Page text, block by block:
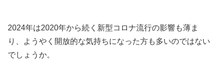
2024年は2020年から続く新型コロナ流行の影響も薄ま
り、ようやく開放的な気持ちになった方も多いのではない
でしょうか。